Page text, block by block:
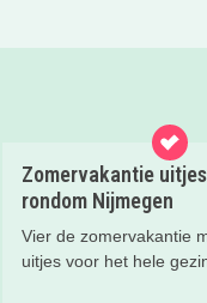
Zomervakantie
rondom Nijmegen
Vier de zomervakantie
uitjes voor het hele